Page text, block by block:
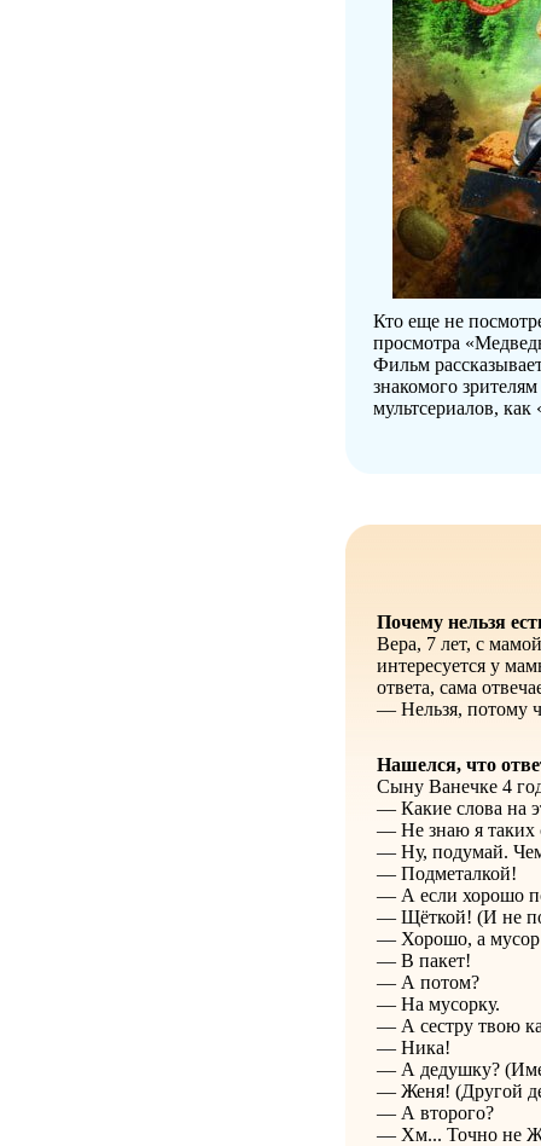
Кто еще не
просмотра
Фильм
знакомого
мультсериалов,
Почему нельзя
Вера, 7 лет, с
интересуется у
ответа, сама
— Нельзя, потому
Нашелся, что
Сыну Ванечке 4
— Какие слова на
— Не знаю я таких
— Ну, подумай.
— Подметалкой!
— А если хорошо
— Щёткой! (И не
— Хорошо, а мусор
— В пакет!
— А потом?
— На мусорку.
— А сестру твою
— Ника!
— А дедушку?
— Женя! (Другой
— А второго?
— Хм... Точно не